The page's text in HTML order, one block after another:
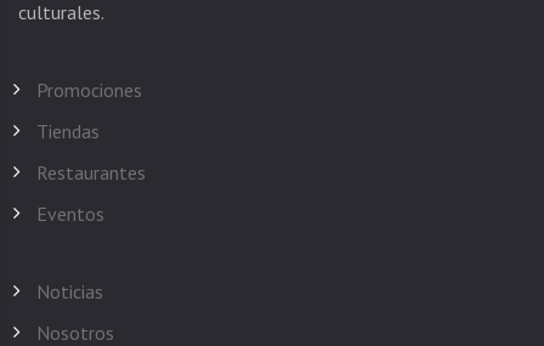
Promociones
Tiendas
Restaurantes
Eventos
Noticias
Nosotros